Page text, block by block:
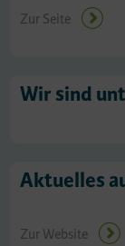
Zur Seite
Wir sind
Aktuelles
Zur Website